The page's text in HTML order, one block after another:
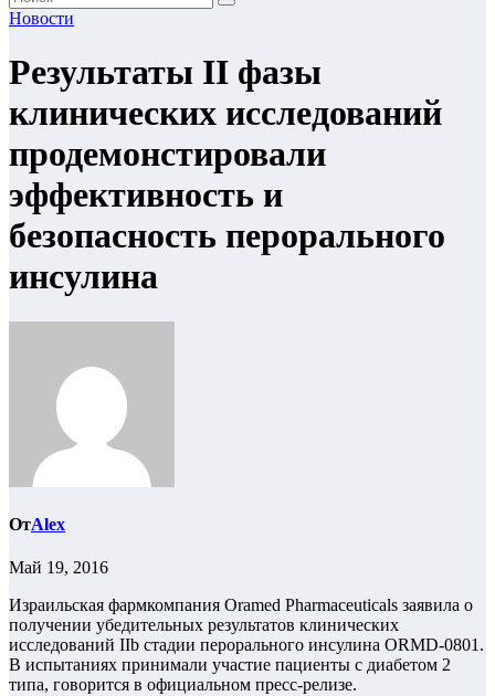
Новости
Результаты II фазы
клинических исследований
продемонстировали
эффективность и
безопасность перорального
инсулина
ОтAlex
Май 19, 2016
Израильская фармкомпания Oramed Pharmaceuticals заявила о
получении убедительных результатов клинических
исследований IIb стадии перорального инсулина ORMD-0801.
В испытаниях принимали участие пациенты с диабетом 2
типа, говорится в официальном пресс-релизе.